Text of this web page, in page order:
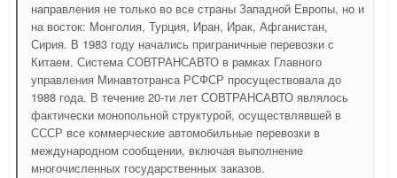
направления не только во все страны Западной Европы, но и
на восток: Монголия, Турция, Иран, Ирак, Афганистан,
Сирия. В 1983 году начались приграничные перевозки с
Китаем. Система СОВТРАНСАВТО в рамках Главного
управления Минавтотранса РСФСР просуществовала до
1988 года. В течение 20-ти лет СОВТРАНСАВТО являлось
фактически монопольной структурой, осуществлявшей в
СССР все коммерческие автомобильные перевозки в
международном сообщении, включая выполнение
многочисленных государственных заказов.